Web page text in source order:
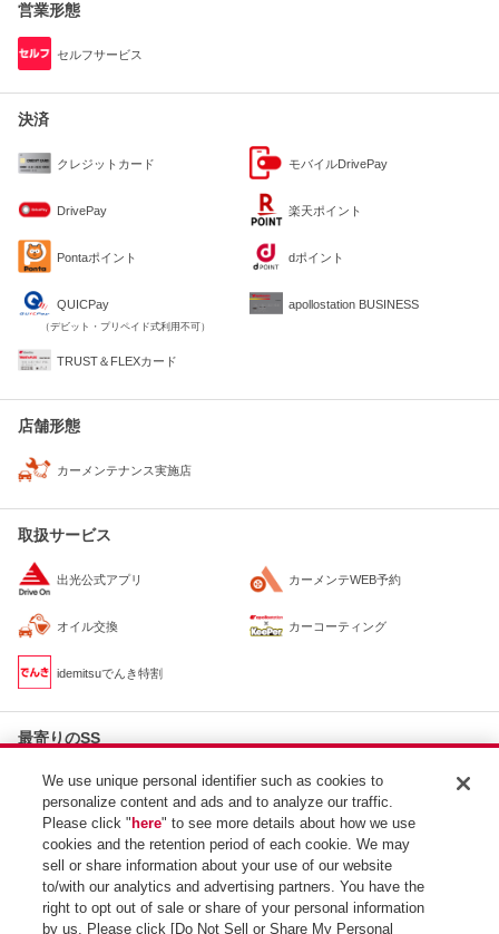
営業形態
セルフサービス
決済
クレジットカード モバイルDrivePay
DrivePay 楽天ポイント
Pontaポイント dポイント
QUICPay
（デビット・プリペイド式利用不可）
apollostation BUSINESS
TRUST＆FLEXカード
店舗形態
カーメンテナンス実施店
取扱サービス
出光公式アプリ カーメンテWEB予約
オイル交換 カーコーティング
idemitsuでんき特割
最寄りのSS
apollostation
セルフ万呂SS / 宮本産業（株） 約1.2km
apollostation
セルフ東宝文里SS / 東宝建設（株）
apollostation
文里SS / （株）紀洋エナジー
We use unique personal identifier such as cookies to
personalize content and ads and to analyze our traffic.
Please click " here" to see more details about how we use
cookies and the retention period of each cookie. We may
sell or share information about your use of our website
to/with our analytics and advertising partners. You have the
right to opt out of sale or share of your personal information
by us. Please click [Do Not Sell or Share My Personal